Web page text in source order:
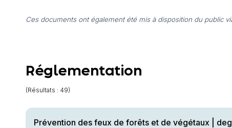
Ces documents ont également été mis à disposition du public
Réglementation
(Résultats : 49)
Prévention des feux de forêts et de végétaux |